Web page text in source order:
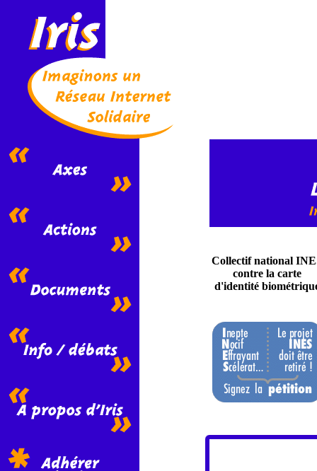
Collectif national
contre la carte
d'identité